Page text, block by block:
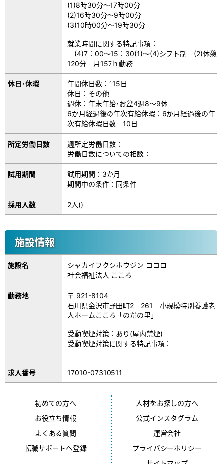
(1)8時30分～17時00分
(2)16時30分～9時00分
(3)10時00分～19時30分
就業時間に関する特記事項：
(4)7：00～15：30(1)～(4)シフト制 (2)休憩
120分 月157ｈ勤務
休日･休暇
年間休日数：115日
休日：その他
週休：年末年始･お盆4週8～9休
6か月経過後の年次有給休暇：6か月経過後の年
次有給休暇日数 10日
所定労働日数
週所定労働日数：
労働日数についての相談：
試用期間
試用期間：3か月
期間中の条件：同条件
採用人数 2人()
施設情報
施設名
シャカイフクシホウジン ココロ
社会福祉法人 こころ
勤務地
〒 921-8104
石川県金沢市野田町2－261 小規模特別養護老
人ホームこころ「のだの里」
受動喫煙対策：あり(屋内禁煙)
受動喫煙対策に関する特記事項：
求人番号 17010-07310511
初めての方へ
お役立ち情報
よくある質問
転職サポートへ登録
人材をお探しの方へ
公式インスタグラム
運営会社
プライバシーポリシー